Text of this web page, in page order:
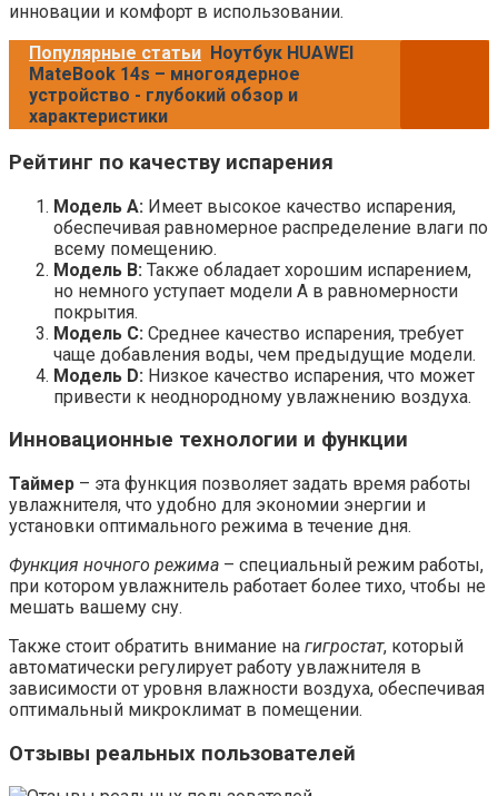
инновации и комфорт в использовании.
Популярные статьи Ноутбук HUAWEI
MateBook 14s – многоядерное
устройство - глубокий обзор и
характеристики
Рейтинг по качеству испарения
Модель A: Имеет высокое качество испарения,
обеспечивая равномерное распределение влаги по
всему помещению.
Модель B: Также обладает хорошим испарением,
но немного уступает модели A в равномерности
покрытия.
Модель C: Среднее качество испарения, требует
чаще добавления воды, чем предыдущие модели.
Модель D: Низкое качество испарения, что может
привести к неоднородному увлажнению воздуха.
Инновационные технологии и функции
Таймер – эта функция позволяет задать время работы
увлажнителя, что удобно для экономии энергии и
установки оптимального режима в течение дня.
Функция ночного режима – специальный режим работы,
при котором увлажнитель работает более тихо, чтобы не
мешать вашему сну.
Также стоит обратить внимание на гигростат, который
автоматически регулирует работу увлажнителя в
зависимости от уровня влажности воздуха, обеспечивая
оптимальный микроклимат в помещении.
Отзывы реальных пользователей